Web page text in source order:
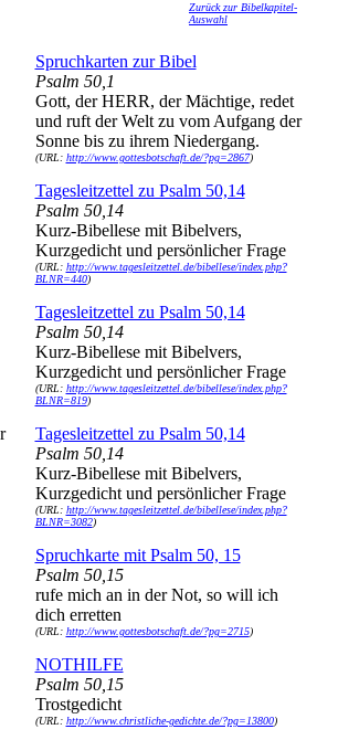
Zurück zur Bibelkapitel-
Auswahl
Spruchkarten zur Bibel
Psalm 50,1
Gott, der HERR, der Mächtige, redet
und ruft der Welt zu vom Aufgang der
Sonne bis zu ihrem Niedergang.
(URL: http://www.gottesbotschaft.de/?pg=2867)
Tagesleitzettel zu Psalm 50,14
Psalm 50,14
Kurz-Bibellese mit Bibelvers,
Kurzgedicht und persönlicher Frage
(URL: http://www.tagesleitzettel.de/bibellese/index.php?
BLNR=440)
Tagesleitzettel zu Psalm 50,14
Psalm 50,14
Kurz-Bibellese mit Bibelvers,
Kurzgedicht und persönlicher Frage
(URL: http://www.tagesleitzettel.de/bibellese/index.php?
BLNR=819)
Tagesleitzettel zu Psalm 50,14
Psalm 50,14
Kurz-Bibellese mit Bibelvers,
Kurzgedicht und persönlicher Frage
(URL: http://www.tagesleitzettel.de/bibellese/index.php?
BLNR=3082)
Spruchkarte mit Psalm 50, 15
Psalm 50,15
rufe mich an in der Not, so will ich
dich erretten
(URL: http://www.gottesbotschaft.de/?pg=2715)
NOTHILFE
Psalm 50,15
Trostgedicht
(URL: http://www.christliche-gedichte.de/?pg=13800)